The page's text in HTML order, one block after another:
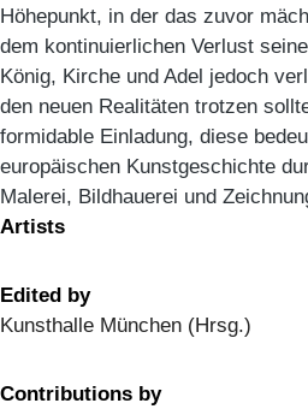
Höhepunkt, in der das zuvor
dem kontinuierlichen Verlust
König, Kirche und Adel jedoch
den neuen Realitäten trotzen
formidable Einladung, diese
europäischen Kunstgeschichte
Malerei, Bildhauerei und
Artists
Edited by
Kunsthalle München (Hrsg.)
Contributions by